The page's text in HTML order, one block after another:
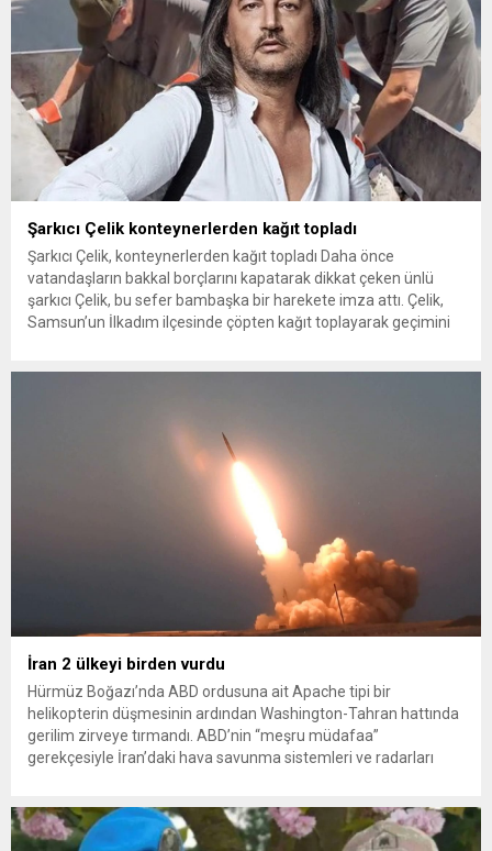
Şarkıcı Çelik konteynerlerden kağıt topladı
Şarkıcı Çelik, konteynerlerden kağıt topladı Daha önce
vatandaşların bakkal borçlarını kapatarak dikkat çeken ünlü
şarkıcı Çelik, bu sefer bambaşka bir harekete imza attı. Çelik,
Samsun’un İlkadım ilçesinde çöpten kağıt toplayarak geçimini
İran 2 ülkeyi birden vurdu
Hürmüz Boğazı’nda ABD ordusuna ait Apache tipi bir
helikopterin düşmesinin ardından Washington-Tahran hattında
gerilim zirveye tırmandı. ABD’nin “meşru müdafaa”
gerekçesiyle İran’daki hava savunma sistemleri ve radarları
yeni bir ABD saldırısına anında yanıt verileceğini duyurdu....